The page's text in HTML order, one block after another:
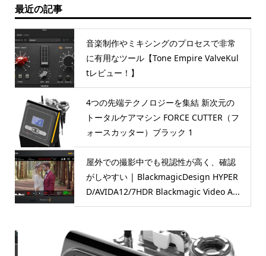
最近の記事
音楽制作やミキシングのプロセスで非常
に有用なツール【Tone Empire ValveKul
tレビュー！】
4つの先端テクノロジーを集結 新次元の
トータルケアマシン FORCE CUTTER（フ
ォースカッター）ブラック 1
屋外での撮影中でも視認性が高く、確認
がしやすい | BlackmagicDesign HYPER
D/AVIDA12/7HDR Blackmagic Video A...